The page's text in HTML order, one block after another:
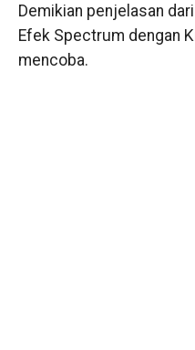
Demikian penjelasan
Efek Spectrum dengan
mencoba.